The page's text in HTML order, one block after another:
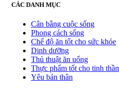
CÁC DANH MỤC
Cân bằng cuộc sống
Phong cách sống
Chế độ ăn tốt cho sức khỏe
Dinh dưỡng
Thủ thuật ăn uống
Thực phẩm tốt cho tinh thần
Yêu bản thân